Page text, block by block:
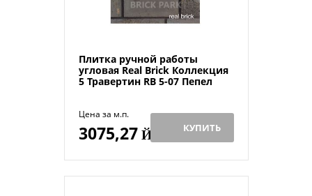
Плитка ручной работы
угловая Real Brick Коллекция
5 Травертин RB 5-07 Пепел
Цена за м.п.
3075,27Й КУПИТЬ